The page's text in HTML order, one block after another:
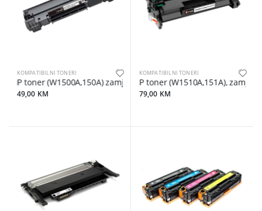
KOMPATIBILNI TONERI
HP toner (W1500A,150A) zamjenski
49,00 KM
KOMPATIBILNI TONERI
HP toner (W1510A,151A),
79,00 KM